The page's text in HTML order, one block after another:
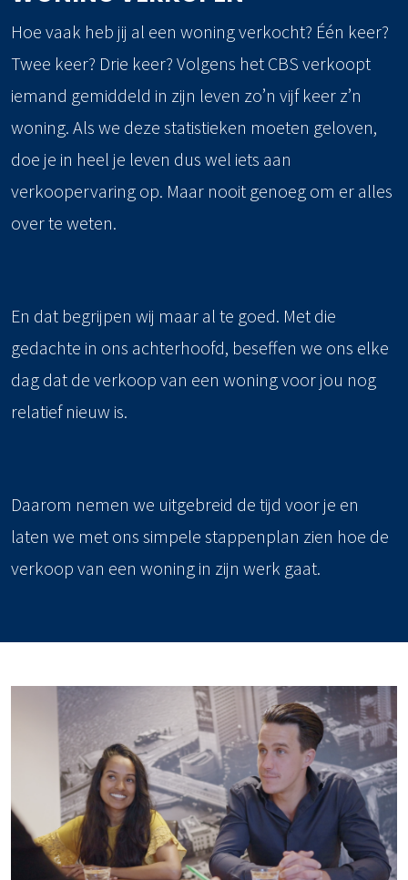
Hoe vaak heb jij al een woning verkocht? Één keer?
Twee keer? Drie keer? Volgens het CBS verkoopt
iemand gemiddeld in zijn leven zo’n vijf keer z’n
woning. Als we deze statistieken moeten geloven,
doe je in heel je leven dus wel iets aan
verkoopervaring op. Maar nooit genoeg om er alles
over te weten.
En dat begrijpen wij maar al te goed. Met die
gedachte in ons achterhoofd, beseffen we ons elke
dag dat de verkoop van een woning voor jou nog
relatief nieuw is.
Daarom nemen we uitgebreid de tijd voor je en
laten we met ons simpele stappenplan zien hoe de
verkoop van een woning in zijn werk gaat.